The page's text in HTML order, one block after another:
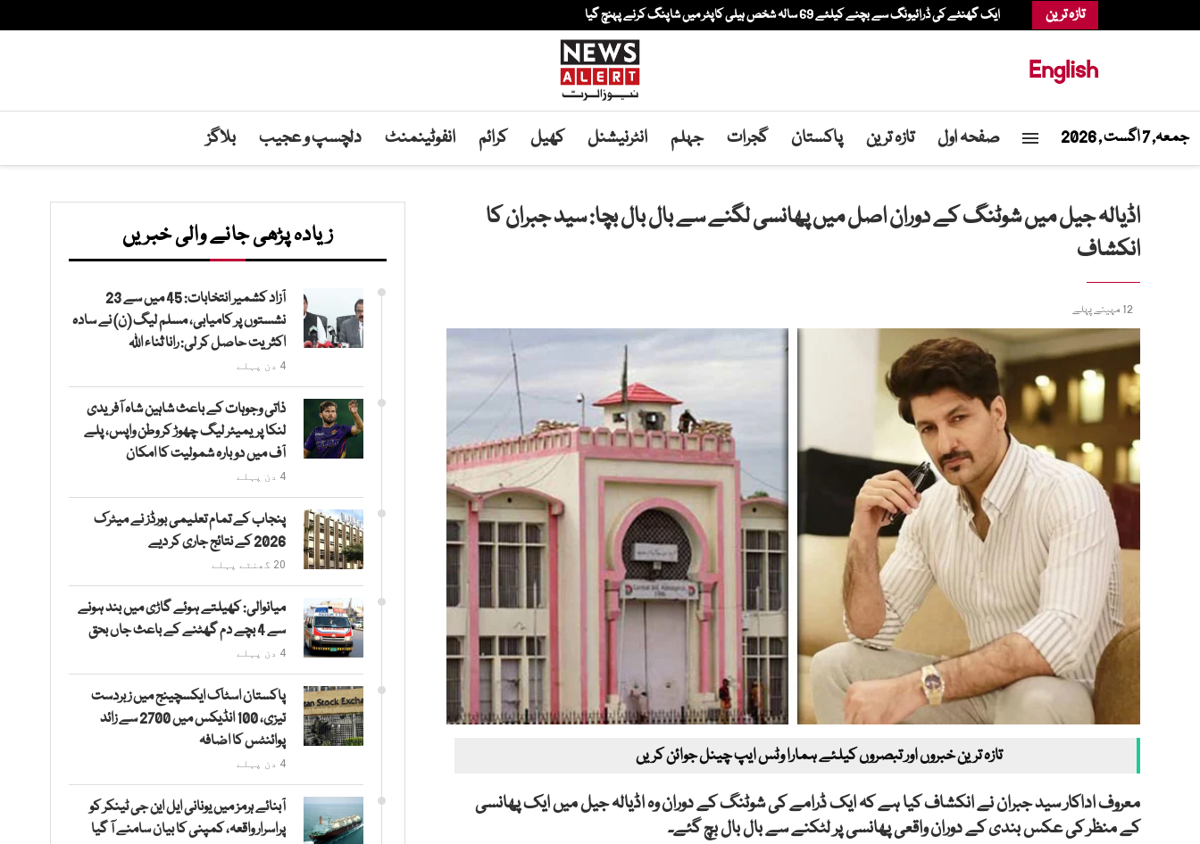
تازہ ترین ایک گھنٹے کی ڈرائیونگ سے بچنے کیلئے 69 سالہ شخص ہیلی کاپٹر میں شاپنگ کرنے پہنچ گیا
English
جمعہ, 7 اگست , 2026 صفحہ اول تازہ ترین پاکستان گجرات جہلم انٹرنیشنل کھیل کرائم انفوٹینمنٹ دلچسپ و عجیب بلاگز
اڈیالہ جیل میں شوٹنگ کے دوران اصل میں پھانسی لگنے سے بال بال بچا: سید جبران کا
انکشاف
12 مہینے پہلے
تازہ ترین خبروں اور تبصروں کیلئے ہمارا وٹس ایپ چینل جوائن کریں
معروف اداکار سید جبران نے انکشاف کیا ہے کہ ایک ڈرامے کی شوٹنگ کے دوران وہ اڈیالہ جیل میں ایک پھانسی
کے منظر کی عکس بندی کے دوران واقعی پھانسی پر لٹکنے سے بال بال بچ گئے۔
زیادہ پڑھی جانے والی خبریں
آزاد کشمیر انتخابات: 45 میں سے 23
نشستوں پر کامیابی، مسلم لیگ (ن) نے سادہ
اکثریت حاصل کر لی: رانا ثناء اللہ
4 دن پہلے
ذاتی وجوہات کے باعث شاہین شاہ آفریدی
لنکا پریمیئر لیگ چھوڑ کر وطن واپس، پلے
آف میں دوبارہ شمولیت کا امکان
4 دن پہلے
پنجاب کے تمام تعلیمی بورڈز نے میٹرک
2026 کے نتائج جاری کر دیے
20 گھنٹے پہلے
میانوالی: کھیلتے ہوئے گاڑی میں بند ہونے
سے 4 بچے دم گھٹنے کے باعث جاں بحق
4 دن پہلے
پاکستان اسٹاک ایکسچینج میں زبردست
تیزی، 100 انڈیکس میں 2700 سے زائد
پوائنٹس کا اضافہ
4 دن پہلے
آبنائے ہرمز میں یونانی ایل این جی ٹینکر کو
پراسرار واقعہ، کمپنی کا بیان سامنے آ گیا